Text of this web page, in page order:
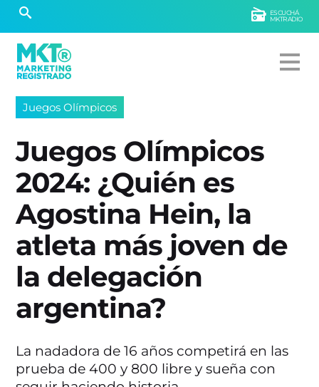
ESCUCHÁ
MKTRADIO
Juegos Olímpicos
Juegos Olímpicos
2024: ¿Quién es
Agostina Hein, la
atleta más joven de
la delegación
argentina?
La nadadora de 16 años competirá en las
prueba de 400 y 800 libre y sueña con